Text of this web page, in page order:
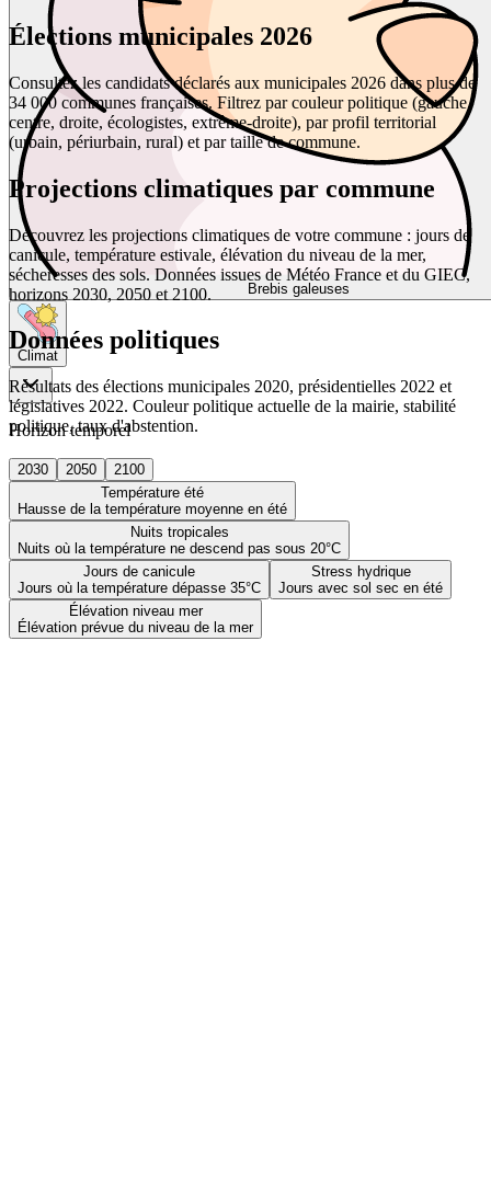
Brebis galeuses
Climat
Horizon temporel
2030 2050
2100
Température été
Hausse de la température moyenne en été
Nuits tropicales
Nuits où la température ne descend pas sous 20°C
Jours de canicule
Jours où la température dépasse 35°C
Stress hydrique
Jours avec sol sec en été
Élévation niveau mer
Élévation prévue du niveau de la mer
Élections municipales 2026
Consultez les candidats déclarés aux municipales 2026 dans plus de
34 000 communes françaises. Filtrez par couleur politique (gauche,
centre, droite, écologistes, extrême-droite), par profil territorial
(urbain, périurbain, rural) et par taille de commune.
Projections climatiques par commune
Découvrez les projections climatiques de votre commune : jours de
canicule, température estivale, élévation du niveau de la mer,
sécheresses des sols. Données issues de Météo France et du GIEC,
horizons 2030, 2050 et 2100.
Données politiques
Résultats des élections municipales 2020, présidentielles 2022 et
législatives 2022. Couleur politique actuelle de la mairie, stabilité
politique, taux d'abstention.